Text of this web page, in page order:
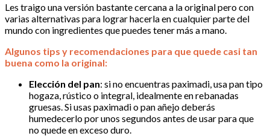
Les traigo una versión bastante cercana a la original pero con
varias alternativas para lograr hacerla en cualquier parte del
mundo con ingredientes que puedes tener más a mano.
Algunos tips y recomendaciones para que quede casi tan
buena como la original:
Elección del pan: si no encuentras paximadi, usa pan tipo
hogaza, rústico o integral, idealmente en rebanadas
gruesas. Si usas paximadi o pan añejo deberás
humedecerlo por unos segundos antes de usar para que
no quede en exceso duro.